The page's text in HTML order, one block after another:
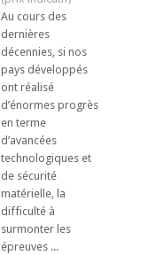
Au cours des
dernières
décennies, si nos
pays développés
ont réalisé
d’énormes progrès
en terme
d’avancées
technologiques et
de sécurité
matérielle, la
difficulté à
surmonter les
épreuves ...